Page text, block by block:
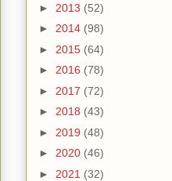
► 2013 (52)
► 2014 (98)
► 2015 (64)
► 2016 (78)
► 2017 (72)
► 2018 (43)
► 2019 (48)
► 2020 (46)
► 2021 (32)